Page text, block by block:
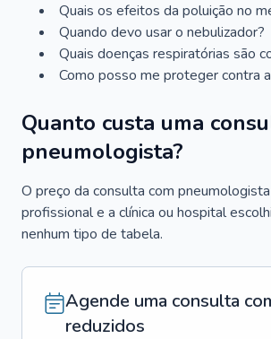
Quais os efeitos da poluição no
Quando devo usar o nebulizador?
Quais doenças respiratórias são
Como posso me proteger contra
Quanto custa uma
pneumologista?
O preço da consulta com
profissional e a clínica ou hospital
nenhum tipo de tabela.
Agende uma consulta
reduzidos